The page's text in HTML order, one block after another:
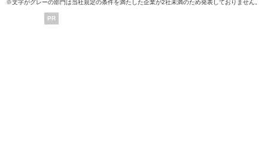
※文字がグレーの部門は当社規定の条件を満たした企業が2社未満のため発表しておりません。
PR